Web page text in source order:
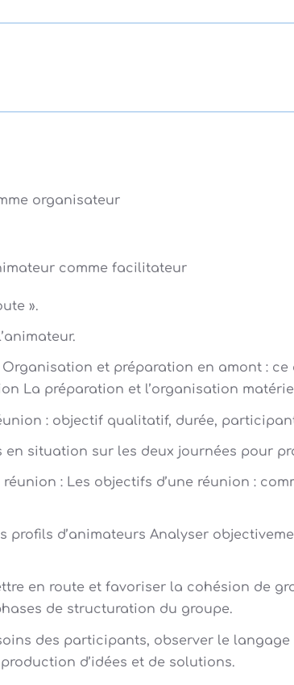
organisateur
comme facilitateur
».
et préparation en amont :
La préparation et l’organisation
: objectif qualitatif, durée,
en situation sur les deux journées pour
: Les objectifs d’une réunion :
profils d’animateurs Analyser
en route et favoriser la cohésion de
de structuration du groupe.
des participants, observer le
d’idées et de solutions.